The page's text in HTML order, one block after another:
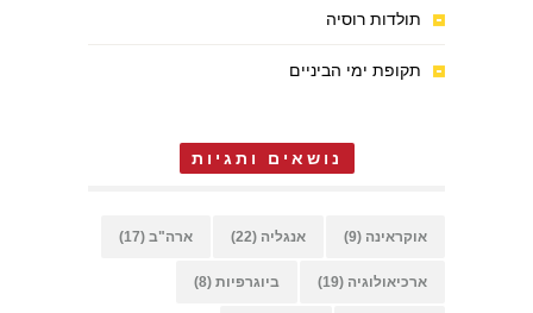
תולדות רוסיה
תקופת ימי הביניים
נושאים ותגיות
אוקראינה (9) אנגליה (22) ארה"ב (17)
ארכיאולוגיה (19) ביוגרפיות (8)